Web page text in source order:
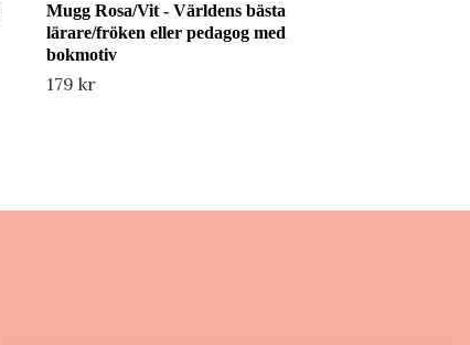
Mugg Rosa/Vit - Världens bästa
lärare/fröken eller pedagog med
bokmotiv
179 kr